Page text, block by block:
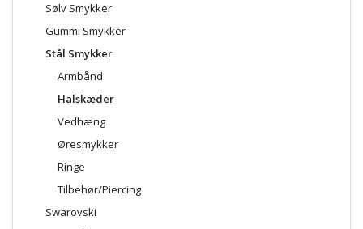
Sølv Smykker
Gummi Smykker
Stål Smykker
Armbånd
Halskæder
Vedhæng
Øresmykker
Ringe
Tilbehør/Piercing
Swarovski